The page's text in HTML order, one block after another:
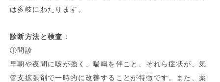
は多岐にわたります。
診断方法と検査 ：
①問診
早朝や夜間に咳が強く、喘鳴を伴こと、それら症状が、気
管支拡張剤で一時的に改善することが特徴です。また、薬